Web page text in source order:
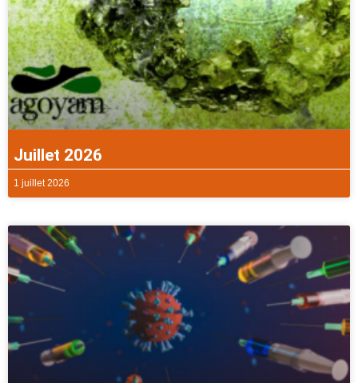
Juillet 2026
1 juillet 2026